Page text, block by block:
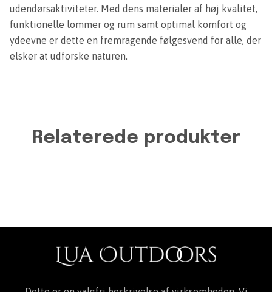
udendørsaktiviteter. Med dens materialer af høj kvalitet,
funktionelle lommer og rum samt optimal komfort og
ydeevne er dette en fremragende følgesvend for alle, der
elsker at udforske naturen.
Relaterede produkter